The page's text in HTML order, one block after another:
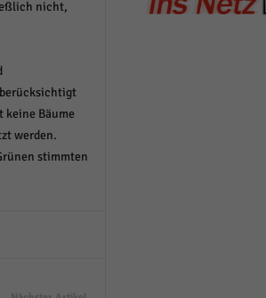
nicht,
keine Bäume
werden.
stimmten